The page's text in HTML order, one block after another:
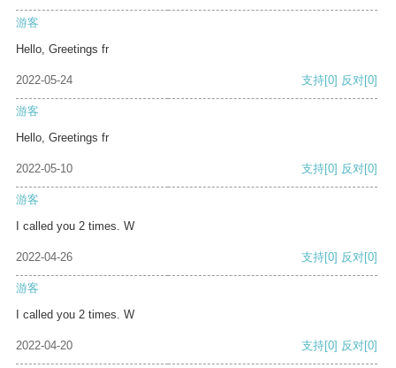
游客
Hello, Greetings fr
2022-05-24 支持[0] 反对[0]
游客
Hello, Greetings fr
2022-05-10 支持[0] 反对[0]
游客
I called you 2 times. W
2022-04-26 支持[0] 反对[0]
游客
I called you 2 times. W
2022-04-20 支持[0] 反对[0]